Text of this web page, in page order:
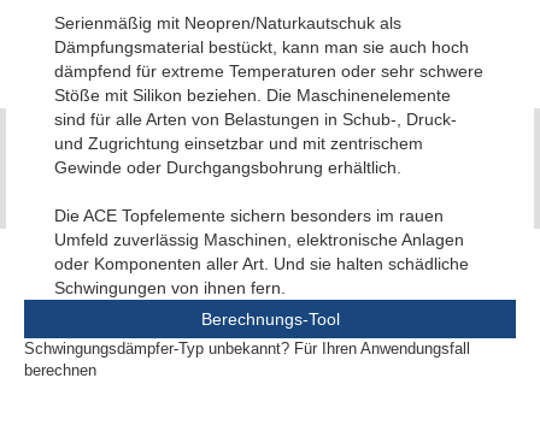
Serienmäßig mit Neopren/Naturkautschuk als
Dämpfungsmaterial bestückt, kann man sie auch hoch
dämpfend für extreme Temperaturen oder sehr schwere
Stöße mit Silikon beziehen. Die Maschinenelemente
sind für alle Arten von Belastungen in Schub-, Druck-
und Zugrichtung einsetzbar und mit zentrischem
Gewinde oder Durchgangsbohrung erhältlich.
Die ACE Topfelemente sichern besonders im rauen
Umfeld zuverlässig Maschinen, elektronische Anlagen
oder Komponenten aller Art. Und sie halten schädliche
Schwingungen von ihnen fern.
Berechnungs-Tool
Schwingungsdämpfer-Typ unbekannt? Für Ihren Anwendungsfall
berechnen